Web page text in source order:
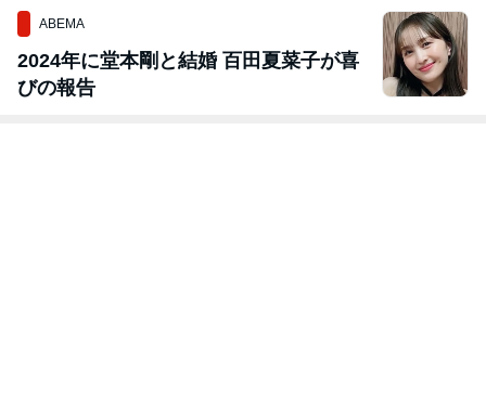
ABEMA
2024年に堂本剛と結婚 百田夏菜子が喜
びの報告